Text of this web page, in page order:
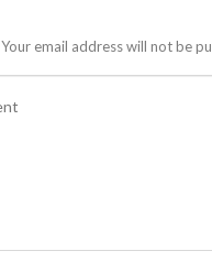
Your email address will not be